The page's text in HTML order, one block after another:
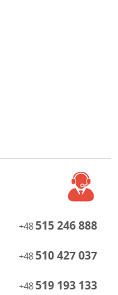
+48515 246 888
+48510 427 037
+48519 193 133